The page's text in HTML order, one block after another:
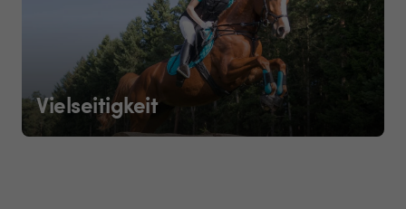
Vielseitigkeit